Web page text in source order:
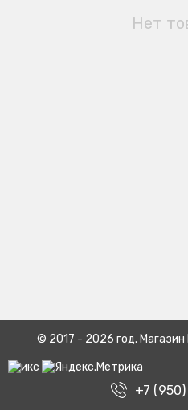
Нет
© 2017 - 2026 год.
+7